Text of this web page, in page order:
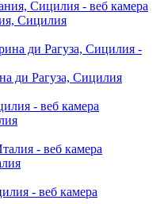
Сицилия
ди Рагуза, Сицилия